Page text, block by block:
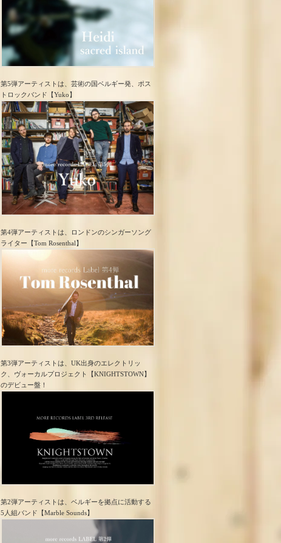
第5弾アーティストは、芸術の国ベルギー発、ポス
トロック​バンド【Yuko】
第4弾アーティストは、ロンドンのシンガーソング
ライター【Tom Rosenthal】
第3弾アーティストは、UK出身のエレクトリッ
ク、ヴォーカルプロジェクト【KNIGHTSTOWN】
のデビュー盤！
第2弾アーティストは、ベルギーを拠点に活動する
5人組バンド【Marble Sounds】